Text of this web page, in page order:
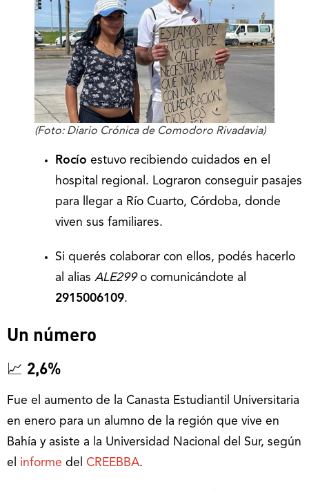
(Foto: Diario Crónica de Comodoro Rivadavia)
Rocío estuvo recibiendo cuidados en el
hospital regional. Lograron conseguir pasajes
para llegar a Río Cuarto, Córdoba, donde
viven sus familiares.
Si querés colaborar con ellos, podés hacerlo
al alias ALE299o comunicándote al
2915006109.
Un número
📈 2,6%
Fue el aumento de la Canasta Estudiantil Universitaria
en enero para un alumno de la región que vive en
Bahía y asiste a la Universidad Nacional del Sur, según
el informe del CREEBBA.